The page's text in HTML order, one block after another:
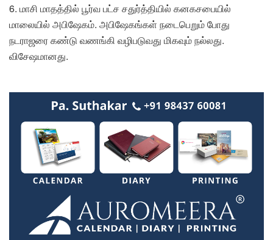
6. மாசி மாதத்தில் பூர்வ பட்ச சதுர்த்தியில் கனகசபையில்
மாலையில் அபிஷேகம். அபிஷேகங்கள் நடைபெறும் போது
நடராஜரை கண்டு வணங்கி வழிபடுவது மிகவும் நல்லது.
விசேஷமானது.